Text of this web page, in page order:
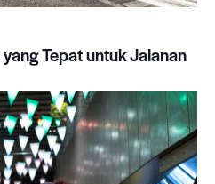
Tepat untuk Jalanan